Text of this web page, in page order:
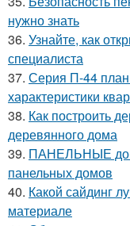
нужно знать
36. Узнайте, как
специалиста
37. Серия П-44
характеристики
38. Как построить
деревянного дома
39. ПАНЕЛЬНЫЕ
панельных домов
40. Какой сайдинг
материале